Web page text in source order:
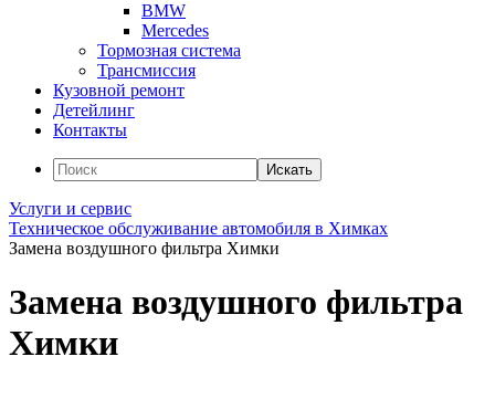
BMW
Mercedes
Тормозная система
Трансмиссия
Кузовной ремонт
Детейлинг
Контакты
Искать
Услуги и сервис
Техническое обслуживание автомобиля в Химках
Замена воздушного фильтра Химки
Замена воздушного фильтра
Химки